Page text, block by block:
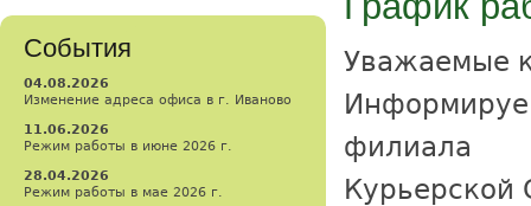
События
04.08.2026
Изменение адреса офиса в г. Иваново
11.06.2026
Режим работы в июне 2026 г.
28.04.2026
Режим работы в мае 2026 г.
Уважаемые
филиала